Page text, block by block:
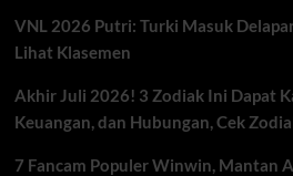
VNL 2026 Putri: Turki Masuk
Lihat Klasemen
Akhir Juli 2026! 3 Zodiak Ini Dapat
Keuangan, dan Hubungan, Cek
7 Fancam Populer Winwin, Mantan